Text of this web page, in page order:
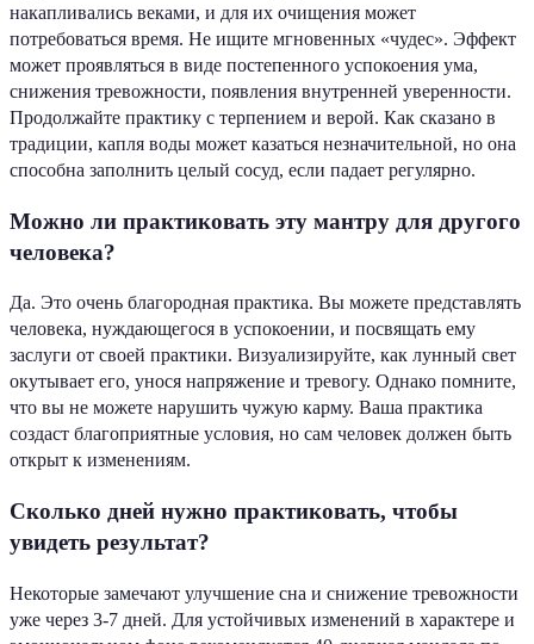
накапливались веками, и для их очищения может
потребоваться время. Не ищите мгновенных «чудес». Эффект
может проявляться в виде постепенного успокоения ума,
снижения тревожности, появления внутренней уверенности.
Продолжайте практику с терпением и верой. Как сказано в
традиции, капля воды может казаться незначительной, но она
способна заполнить целый сосуд, если падает регулярно.
Можно ли практиковать эту мантру для другого
человека?
Да. Это очень благородная практика. Вы можете представлять
человека, нуждающегося в успокоении, и посвящать ему
заслуги от своей практики. Визуализируйте, как лунный свет
окутывает его, унося напряжение и тревогу. Однако помните,
что вы не можете нарушить чужую карму. Ваша практика
создаст благоприятные условия, но сам человек должен быть
открыт к изменениям.
Сколько дней нужно практиковать, чтобы
увидеть результат?
Некоторые замечают улучшение сна и снижение тревожности
уже через 3-7 дней. Для устойчивых изменений в характере и